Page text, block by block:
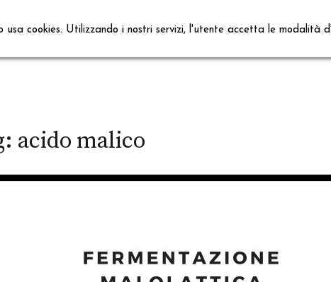
Azienda Territorio Vini
acido malico
usa cookies. Utilizzando i nostri servizi, l'utente accetta le modalità